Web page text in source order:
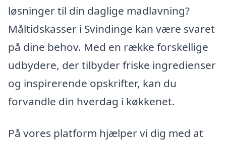
løsninger til din daglige madlavning?
Måltidskasser i Svindinge kan være svaret
på dine behov. Med en række forskellige
udbydere, der tilbyder friske ingredienser
og inspirerende opskrifter, kan du
forvandle din hverdag i køkkenet.
På vores platform hjælper vi dig med at